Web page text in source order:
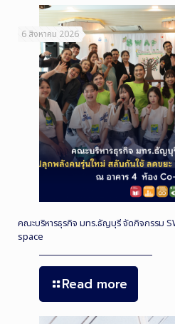
6 สิงหาคม 2026
คณะบริหารธุรกิจ มทร.ธัญบุรี จัดกิจกรรม
space
Read more